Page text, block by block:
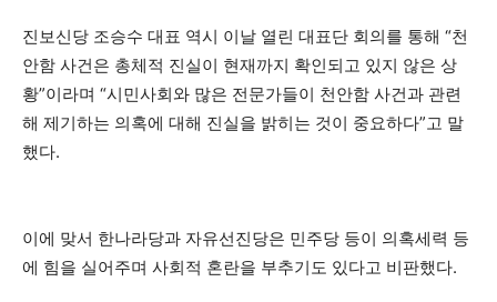
진보신당 조승수 대표 역시 이날 열린 대표단 회의를 통해 “천
안함 사건은 총체적 진실이 현재까지 확인되고 있지 않은 상
황”이라며 “시민사회와 많은 전문가들이 천안함 사건과 관련
해 제기하는 의혹에 대해 진실을 밝히는 것이 중요하다”고 말
했다.
이에 맞서 한나라당과 자유선진당은 민주당 등이 의혹세력 등
에 힘을 실어주며 사회적 혼란을 부추기도 있다고 비판했다.